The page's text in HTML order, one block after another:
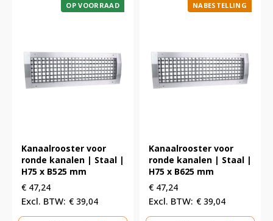
OP VOORRAAD
Kanaalrooster voor
ronde kanalen | Staal |
H75 x B525 mm
€ 47,24
€ 39,04
NABESTELLING
Kanaalrooster voor
ronde kanalen | Staal |
H75 x B625 mm
€ 47,24
€ 39,04